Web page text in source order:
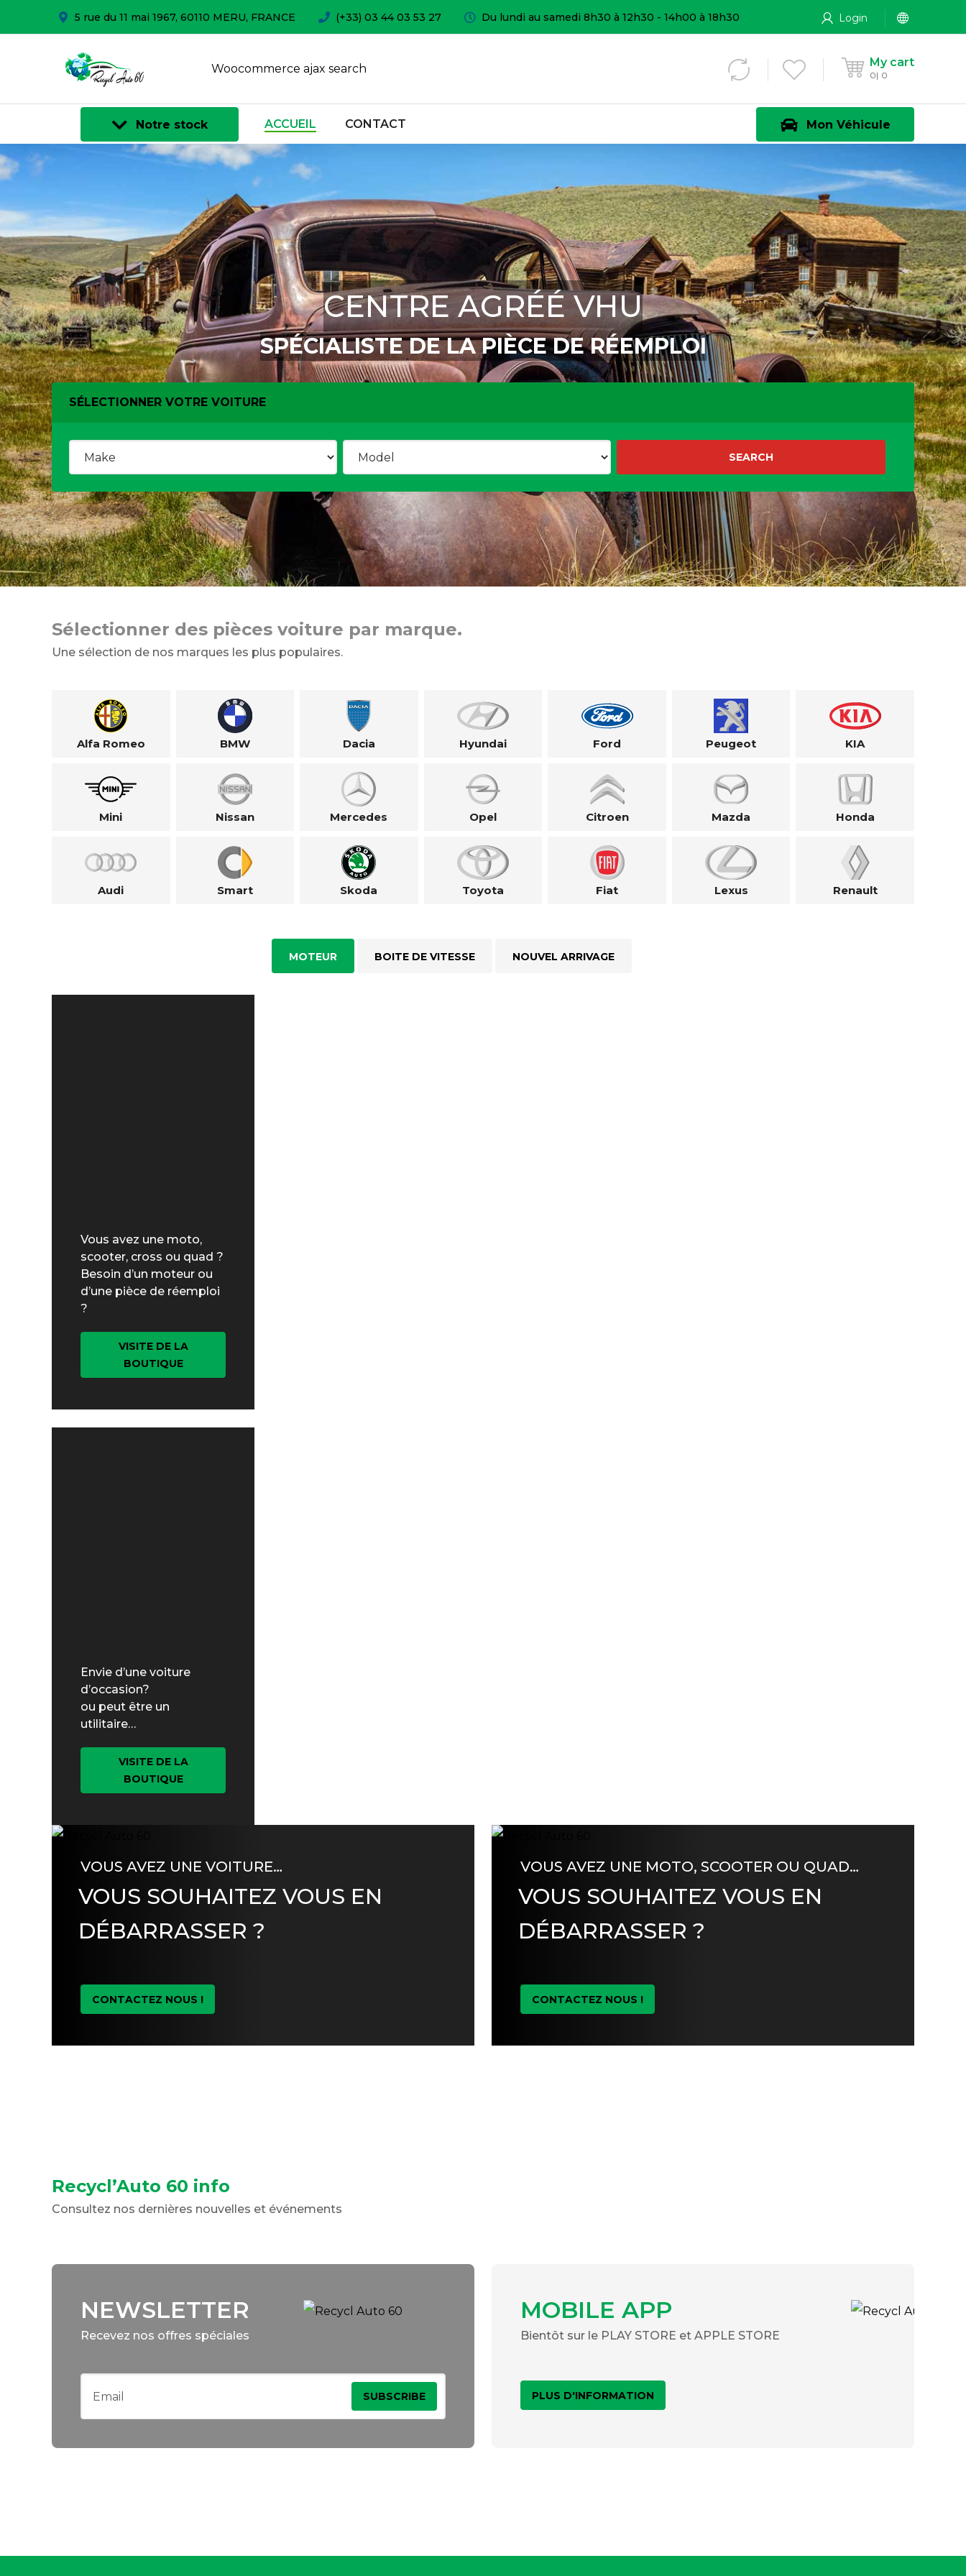
5 rue du 11 mai 1967, 60110 MERU, FRANCE (+33) 03 44 03 53 27 Du lundi au samedi 8h30 à 12h30 - 14h00 à 18h30 Login
Woocommerce ajax search My cart
0 0
Mon Véhicule
Notre stock ACCUEIL CONTACT
CENTRE AGRÉÉ VHU
SPÉCIALISTE DE LA PIÈCE DE RÉEMPLOI
SÉLECTIONNER VOTRE VOITURE
Sélectionner des pièces voiture par marque.
Une sélection de nos marques les plus populaires.
Alfa Romeo BMW Dacia Hyundai Ford Peugeot KIA
Mini Nissan Mercedes Opel Citroen Mazda Honda
Audi Smart Skoda Toyota Fiat Lexus Renault
Vous avez une moto,
scooter, cross ou quad ?
Besoin d’un moteur ou
d’une pièce de réemploi
?
VISITE DE LA
BOUTIQUE
Envie d’une voiture
d’occasion?
ou peut être un
utilitaire…
VISITE DE LA
BOUTIQUE
MOTEUR BOITE DE VITESSE NOUVEL ARRIVAGE
VOUS AVEZ UNE VOITURE…
VOUS SOUHAITEZ VOUS EN
DÉBARRASSER ?
CONTACTEZ NOUS !
VOUS AVEZ UNE MOTO, SCOOTER OU QUAD…
VOUS SOUHAITEZ VOUS EN
DÉBARRASSER ?
CONTACTEZ NOUS !
Recycl’Auto 60 info
Consultez nos dernières nouvelles et événements
NEWSLETTER
Recevez nos offres spéciales
MOBILE APP
Bientôt sur le PLAY STORE et APPLE STORE
PLUS D'INFORMATION